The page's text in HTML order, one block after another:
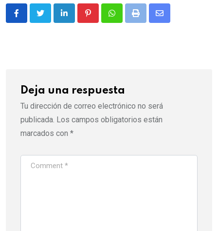
LinkedIn PinterestWhatsappPrint
Share
Deja una respuesta
Tu dirección de correo electrónico no será
publicada. Los campos obligatorios están
marcados con *